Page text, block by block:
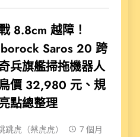
8.8cm 越障！
Saros 20 跨
兵旗艦掃拖機器人
價 32,980 元、規
點總整理
跳虎（蔡虎虎）
7 個月